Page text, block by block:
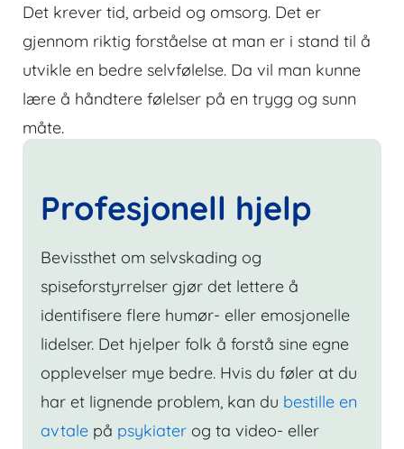
Det krever tid, arbeid og omsorg. Det er
gjennom riktig forståelse at man er i stand til å
utvikle en bedre selvfølelse. Da vil man kunne
lære å håndtere følelser på en trygg og sunn
måte.
Profesjonell hjelp
Bevissthet om selvskading og
spiseforstyrrelser gjør det lettere å
identifisere flere humør- eller emosjonelle
lidelser. Det hjelper folk å forstå sine egne
opplevelser mye bedre. Hvis du føler at du
har et lignende problem, kan du bestille en
avtale på psykiater og ta video- eller